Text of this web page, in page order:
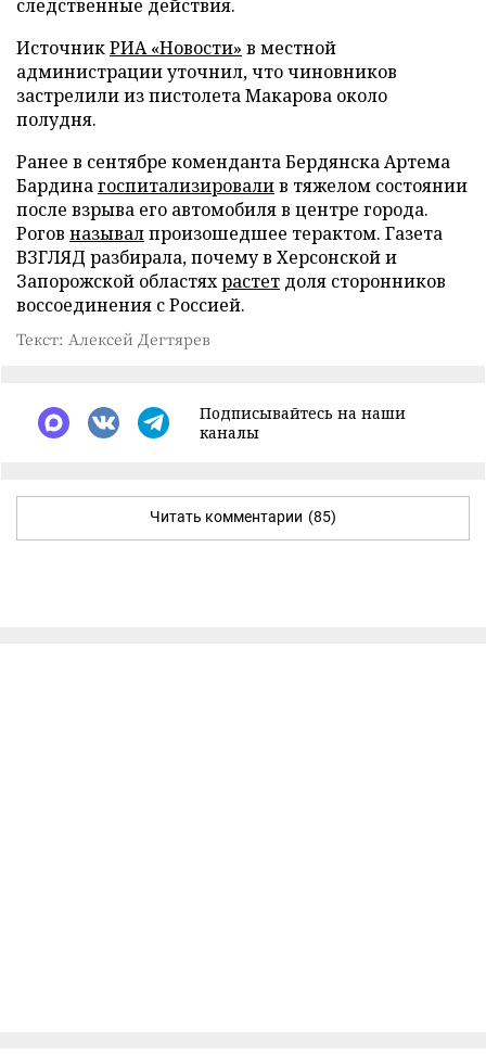
следственные действия.
ИсточникРИА «Новости» в местной
администрации уточнил, что чиновников
застрелили из пистолета Макарова около
полудня.
Ранее в сентябре коменданта Бердянска Артема
Бардинагоспитализировалив тяжелом состоянии
после взрыва его автомобиля в центре города.
Рогов называлпроизошедшее терактом. Газета
ВЗГЛЯД разбирала, почему в Херсонской и
Запорожской областяхрастет доля сторонников
воссоединения с Россией.
Текст: Алексей Дегтярев
Подписывайтесь на наши
каналы
Читать комментарии (85)